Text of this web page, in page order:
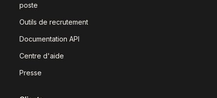
poste
Outils de recrutement
Documentation API
Centre d'aide
Presse